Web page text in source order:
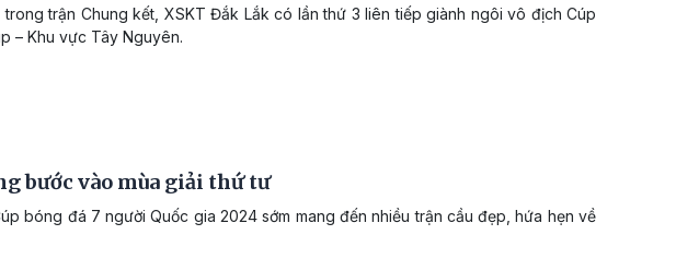
trận Chung kết, XSKT Đắk Lắk có lần thứ 3 liên tiếp giành ngôi vô địch Cúp
– Khu vực Tây Nguyên.
bước vào mùa giải thứ tư
bóng đá 7 người Quốc gia 2024 sớm mang đến nhiều trận cầu đẹp, hứa hẹn về